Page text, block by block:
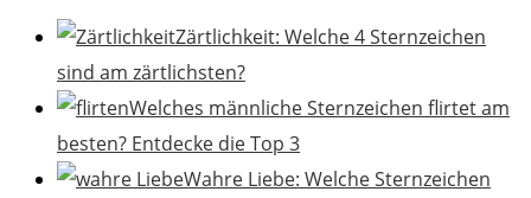
Zärtlichkeit: Welche 4 Sternzeichen
sind am zärtlichsten?
Welches männliche Sternzeichen flirtet am
besten? Entdecke die Top 3
Wahre Liebe: Welche Sternzeichen